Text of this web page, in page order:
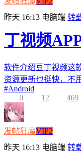
昨天 16:13 电脑端 转
丁视频
软件介绍豆丁视频这
资源更新也挺快，不
#Android
0
12 469
发帖狂魔VIP2
昨天 16:13 电脑端 转